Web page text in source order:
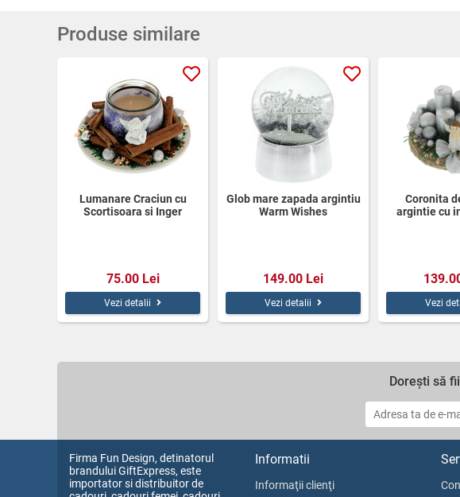
Produse similare
Lumanare Craciun cu
Scortisoara si Inger
75.00 Lei
Vezi detalii
Glob mare zapada argintiu
Warm Wishes
149.00 Lei
Vezi detalii
Coronita
argintie cu
Vezi
Dorești să
Firma Fun Design, detinatorul
brandului GiftExpress, este
importator si distribuitor de
Informatii
Informaţii clienţi